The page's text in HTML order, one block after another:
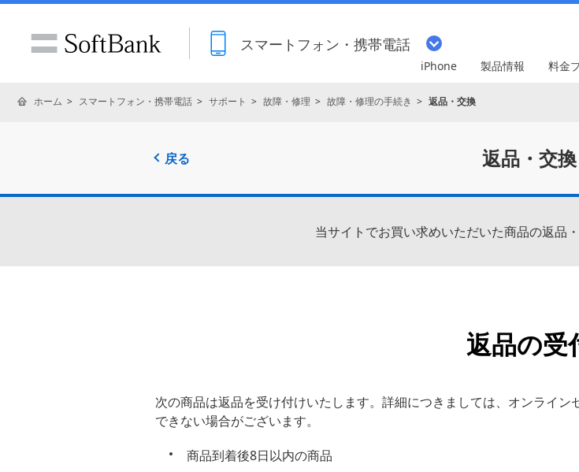
スマートフォン・携帯電話
iPhone 製品情報 料金
ホーム スマートフォン・携帯電話 サポート 故障・修理 故障・修理の手続き 返品・交換
戻る 返品・交換
当サイトでお買い求めいただいた商品の返品
返品の受
次の商品は返品を受け付けいたします。詳細につきましては、オンライ
できない場合がございます。
商品到着後8日以内の商品